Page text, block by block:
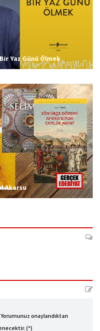
Yaz Günü Ölmek
Akarsu
onaylandıktan
(*)